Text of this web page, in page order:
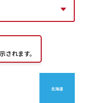
されます。